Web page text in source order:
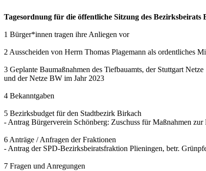
Tagesordnung für die öffentliche Sitzung des
1 Bürger*innen tragen ihre Anliegen vor
2 Ausscheiden von Herrn Thomas Plagemann als ordentliches
3 Geplante Baumaßnahmen des Tiefbauamts, der Stuttgart Netze
und der Netze BW im Jahr 2023
4 Bekanntgaben
5 Bezirksbudget für den Stadtbezirk Birkach
- Antrag Bürgerverein Schönberg: Zuschuss für Maßnahmen
6 Anträge / Anfragen der Fraktionen
- Antrag der SPD-Bezirksbeiratsfraktion Plieningen, betr.
7 Fragen und Anregungen